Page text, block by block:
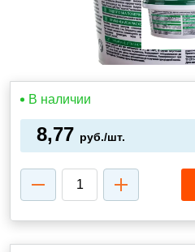
В наличии
8,77 руб./шт.